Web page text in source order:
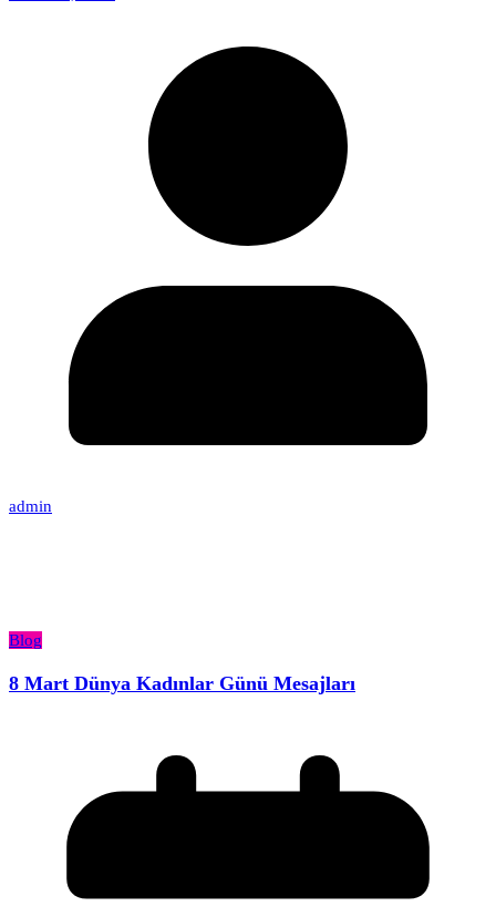
admin
Blog
8 Mart Dünya Kadınlar Günü Mesajları